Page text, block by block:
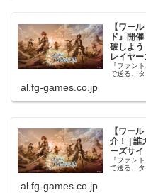
【ワー
ド』開
破しよう
レイヤー
『ファン
で送る、
al.fg-games.co.jp
【ワー
介！ | 誰
ーズサイ
『ファン
で送る、
al.fg-games.co.jp